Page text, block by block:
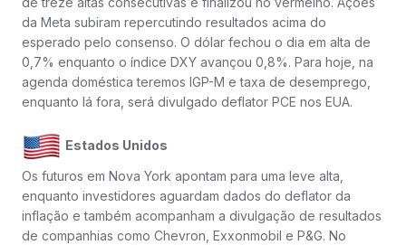
da Meta subiram repercutindo resultados acima do
esperado pelo consenso. O dólar fechou o dia em alta de
0,7% enquanto o índice DXY avançou 0,8%. Para hoje, na
agenda doméstica teremos IGP-M e taxa de desemprego,
enquanto lá fora, será divulgado deflator PCE nos EUA.
Estados Unidos
Os futuros em Nova York apontam para uma leve alta,
enquanto investidores aguardam dados do deflator da
inflação e também acompanham a divulgação de resultados
de companhias como Chevron, Exxonmobil e P&G. No